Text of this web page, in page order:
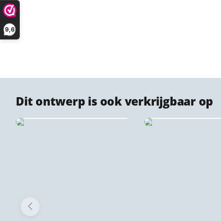
9,6
Dit ontwerp is ook verkrijgbaar op